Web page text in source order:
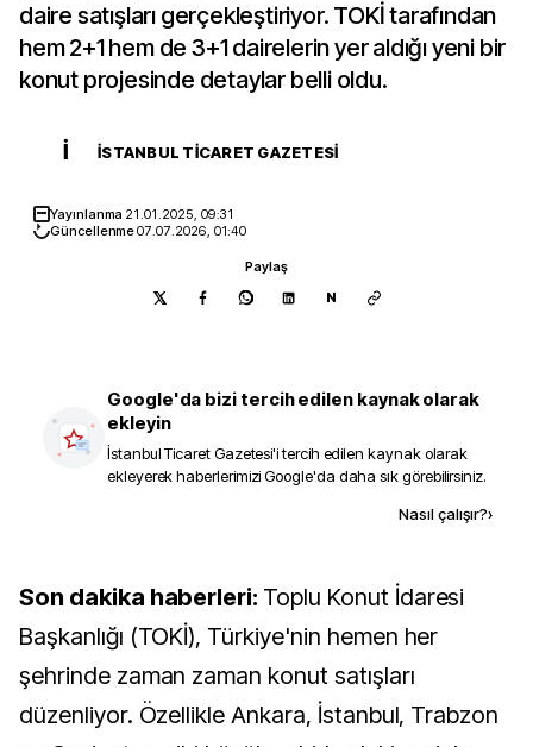
daire satışları gerçekleştiriyor. TOKİ tarafından
hem 2+1 hem de 3+1 dairelerin yer aldığı yeni bir
konut projesinde detaylar belli oldu.
İ İSTANBUL TICARET GAZETESI
Yayınlanma 21.01.2025, 09:31
Güncellenme07.07.2026, 01:40
Paylaş
N
Google'da bizi tercih edilen kaynak olarak
ekleyin
İstanbul Ticaret Gazetesi'i tercih edilen kaynak olarak
ekleyerek haberlerimizi Google'da daha sık görebilirsiniz.
Nasıl çalışır?›
Son dakika haberleri: Toplu Konut İdaresi
Başkanlığı (TOKİ), Türkiye'nin hemen her
şehrinde zaman zaman konut satışları
düzenliyor. Özellikle Ankara, İstanbul, Trabzon